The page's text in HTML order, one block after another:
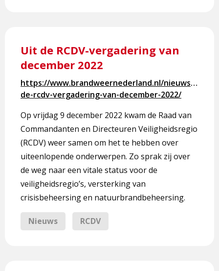
Uit de RCDV-vergadering van
december 2022
https://www.brandweernederland.nl/nieuws/uit-
de-rcdv-vergadering-van-december-2022/
Op vrijdag 9 december 2022 kwam de Raad van
Commandanten en Directeuren Veiligheidsregio
(RCDV) weer samen om het te hebben over
uiteenlopende onderwerpen. Zo sprak zij over
de weg naar een vitale status voor de
veiligheidsregio’s, versterking van
crisisbeheersing en natuurbrandbeheersing.
Nieuws RCDV
RCDV-
december
2022